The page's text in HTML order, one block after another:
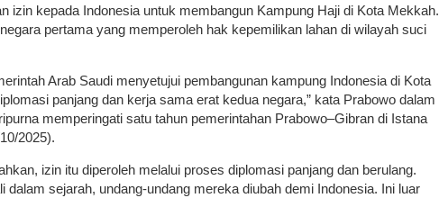
izin kepada Indonesia untuk membangun Kampung Haji di Kota Mekkah.
pertama yang memperoleh hak kepemilikan lahan di wilayah suci
Arab Saudi menyetujui pembangunan kampung Indonesia di Kota
panjang dan kerja sama erat kedua negara,” kata Prabowo dalam
memperingati satu tahun pemerintahan Prabowo–Gibran di Istana
2025).
izin itu diperoleh melalui proses diplomasi panjang dan berulang.
dalam sejarah, undang-undang mereka diubah demi Indonesia. Ini luar